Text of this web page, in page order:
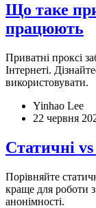
Що таке
працюють
Приватні проксі
Інтернеті.
використовувати.
Yinhao Lee
22 червня
Статичні
Порівняйте
краще для роботи
анонімності.